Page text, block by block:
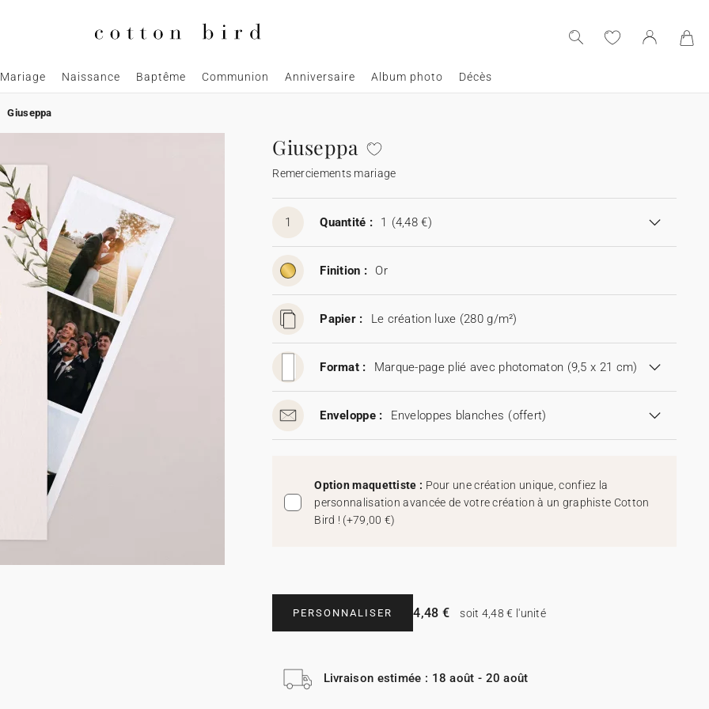
Mariage Naissance Baptême Communion Anniversaire Album photo Décès
Giuseppa
Giuseppa
Remerciements mariage
1 Quantité : 1 (4,48 €)
Finition : Or
Papier : Le création luxe (280 g/m²)
Format : Marque-page plié avec photomaton (9,5 x 21 cm)
Enveloppe : Enveloppes blanches (offert)
Option maquettiste : Pour une création unique, confiez la
personnalisation avancée de votre création à un graphiste Cotton
Bird ! (+79,00 €)
PERSONNALISER 4,48 € soit 4,48 € l'unité
Livraison estimée : 18 août - 20 août